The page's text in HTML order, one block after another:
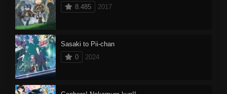
8.485
2017
Sasaki to Pii-chan
0
2024